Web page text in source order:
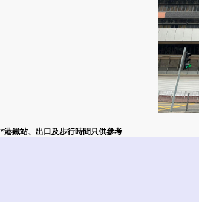
*港鐵站、出口及步行時間只供參考